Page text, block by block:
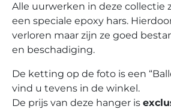
Alle uurwerken in deze collectie
een speciale epoxy hars.
verloren maar zijn ze goed
en beschadiging.
De ketting op de foto is een
vind u tevens in de winkel.
De prijs van deze hanger is